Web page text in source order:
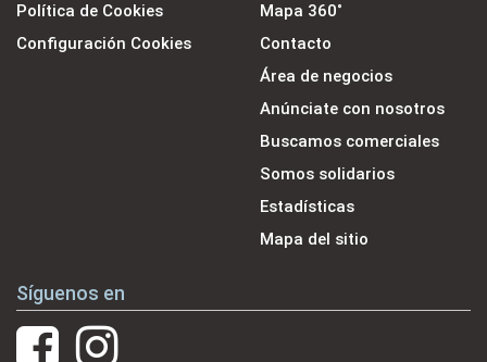
Política de Cookies
Configuración Cookies
Mapa 360˚
Contacto
Área de negocios
Anúnciate con nosotros
Buscamos comerciales
Somos solidarios
Estadísticas
Mapa del sitio
Síguenos en